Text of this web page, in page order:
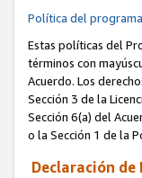
Política del
Estas políticas del
términos con
Acuerdo. Los
Sección 3 de la
Sección 6(a) del
o la Sección 1 de la
Declaración de